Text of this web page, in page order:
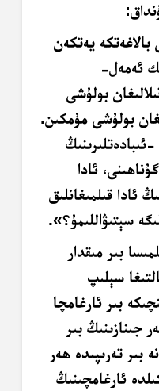
يەتكەن
ئەمەل-
بولۇشى
بولۇشى مۇمكىن.
ئادا
ئادا قىلمىغانلىق
سېتىۋاللىمۇ؟».
بىر مىقدار
سېلىپ
بىر ئارغامچا
جىنازىنىڭ بىر
بىر تەرىپىدە ھەر
ئارغامچىنىڭ